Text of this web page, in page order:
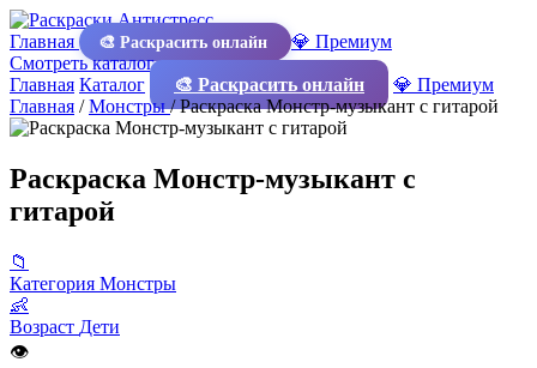
Главная 🎨 Раскрасить онлайн
💎 Премиум
Смотреть каталог
Главная Каталог 🎨 Раскрасить онлайн
💎 Премиум
Главная /Монстры/Раскраска Монстр-музыкант с гитарой
Раскраска Монстр-музыкант с
гитарой
📁
Категория Монстры
👶
Возраст Дети
👁